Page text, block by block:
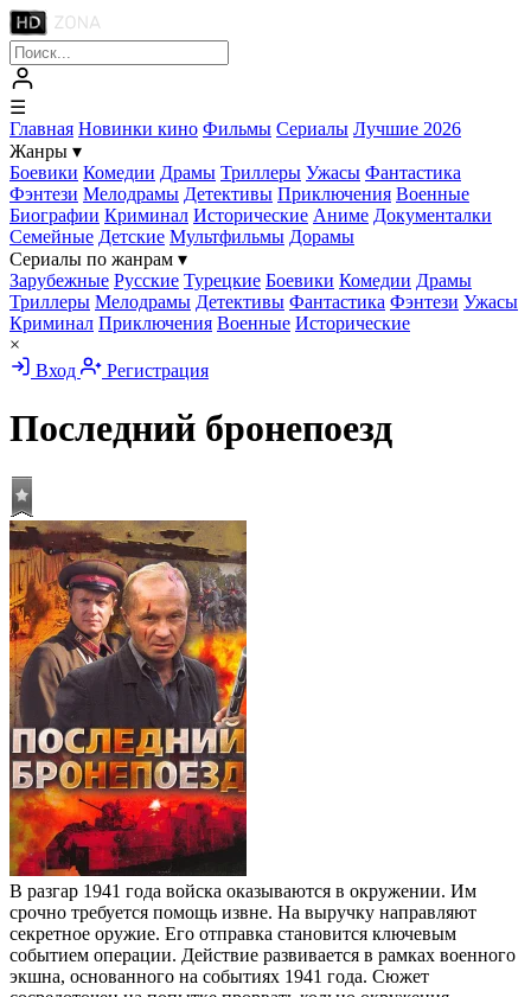
☰
Главная Новинки кино Фильмы Сериалы Лучшие 2026
Жанры ▾
Боевики Комедии Драмы Триллеры Ужасы Фантастика
Фэнтези Мелодрамы Детективы Приключения Военные
Биографии Криминал Исторические Аниме Документалки
Семейные Детские Мультфильмы Дорамы
Сериалы по жанрам ▾
Зарубежные Русские Турецкие Боевики Комедии Драмы
Триллеры Мелодрамы Детективы Фантастика Фэнтези Ужасы
Криминал Приключения Военные Исторические
×
Вход
Регистрация
Последний бронепоезд
В разгар 1941 года войска оказываются в окружении. Им
срочно требуется помощь извне. На выручку направляют
секретное оружие. Его отправка становится ключевым
событием операции. Действие развивается в рамках военного
экшна, основанного на событиях 1941 года. Сюжет